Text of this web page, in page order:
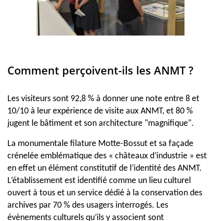
Comment perçoivent-ils les ANMT ?
Les visiteurs sont 92,8 % à donner une note entre 8 et
10/10 à leur expérience de visite aux ANMT, et 80 %
jugent le bâtiment et son architecture "magnifique".
La monumentale filature Motte-Bossut et sa façade
crénelée emblématique des « châteaux d’industrie » est
en effet un élément constitutif de l’identité des ANMT.
L’établissement est identifié comme un lieu culturel
ouvert à tous et un service dédié à la conservation des
archives par 70 % des usagers interrogés. Les
évènements culturels qu’ils y associent sont